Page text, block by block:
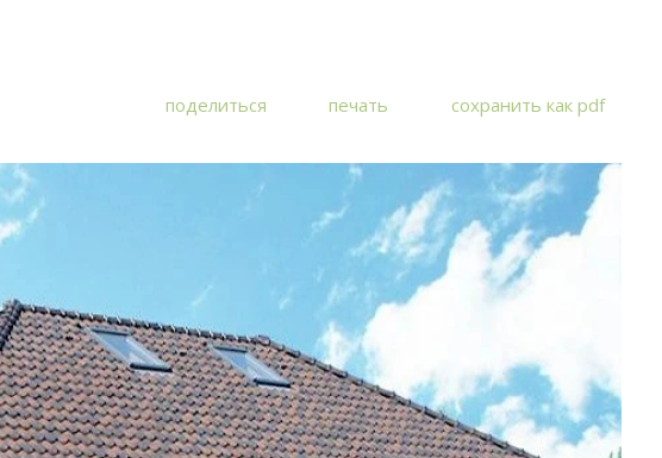
поделиться печать сохранить как pdf